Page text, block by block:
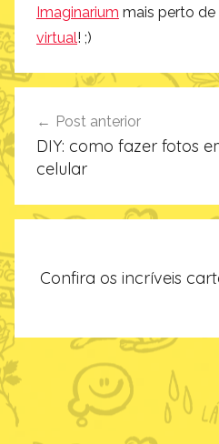
Imaginarium mais perto de
virtual! ;)
Navegação
de
Post
Post anterior
DIY: como fazer fotos
celular
Confira os incríveis